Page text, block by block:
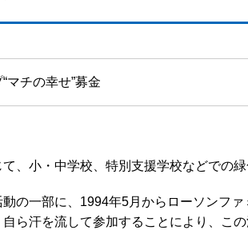
、小・中学校、特別支援学校などでの
の一部に、1994年5月からローソンフ
ら汗を流して参加することにより、こ